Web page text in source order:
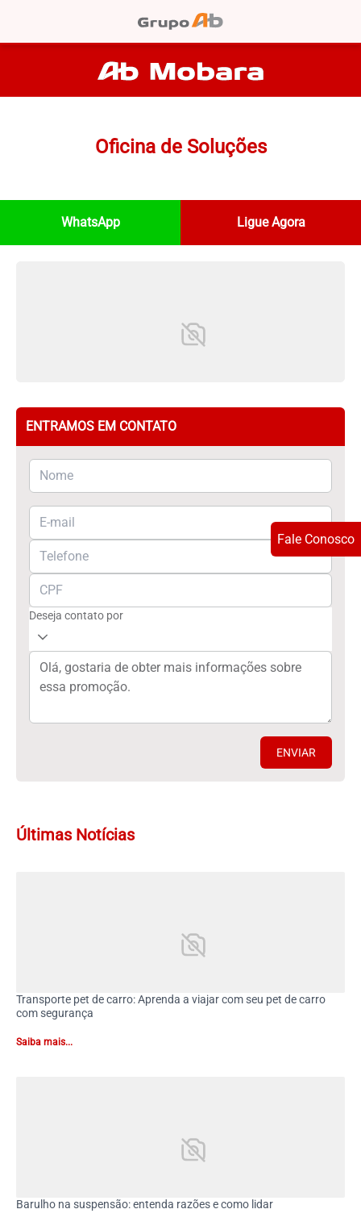
Oficina de Soluções
WhatsApp Ligue Agora
ENTRAMOS EM CONTATO
Deseja contato por
ENVIAR
Últimas Notícias
Transporte pet de carro: Aprenda a viajar com seu pet de carro
com segurança
Saiba mais...
Barulho na suspensão: entenda razões e como lidar
Fale Conosco